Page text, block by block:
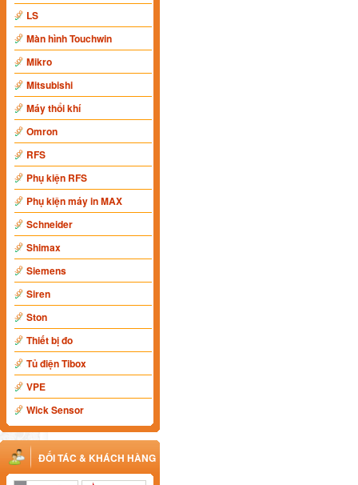
LS
Màn hình Touchwin
Mikro
Mitsubishi
Máy thổi khí
Omron
RFS
Phụ kiện RFS
Phụ kiện máy in MAX
Schneider
Shimax
Siemens
Siren
Ston
Thiết bị đo
Tủ điện Tibox
VPE
Wick Sensor
ĐỐI TÁC & KHÁCH HÀNG